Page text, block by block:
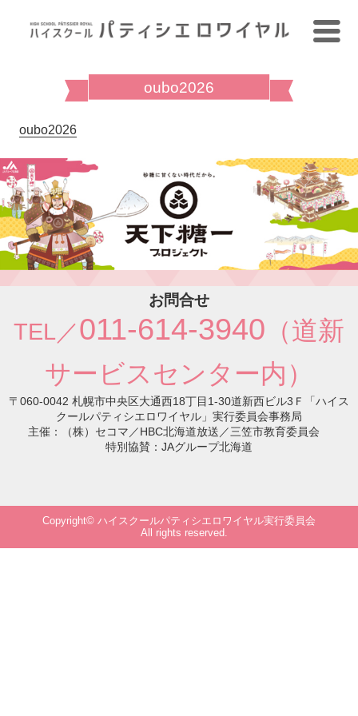
oubo2026
oubo2026
お問合せ
TEL／011-614-3940 （道新
サービスセンター内）
〒060-0042 札幌市中央区大通西18丁目1-30道新西ビル3Ｆ「ハイス
クールパティシエロワイヤル」実行委員会事務局
主催：（株）セコマ／HBC北海道放送／三笠市教育委員会
特別協賛：JAグループ北海道
Copyright© ハイスクールパティシエロワイヤル実行委員会
All rights reserved.